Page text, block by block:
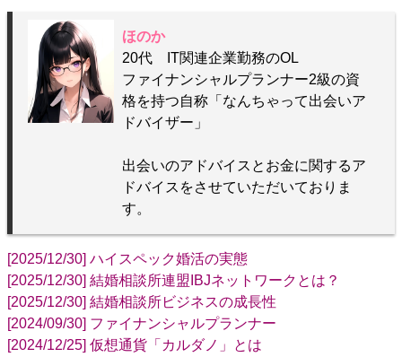
ほのか
20代 IT関連企業勤務のOL
ファイナンシャルプランナー2級の資
格を持つ自称「なんちゃって出会いア
ドバイザー」
出会いのアドバイスとお金に関するア
ドバイスをさせていただいておりま
す。
[2025/12/30] ハイスペック婚活の実態
[2025/12/30] 結婚相談所連盟IBJネットワークとは？
[2025/12/30] 結婚相談所ビジネスの成長性
[2024/09/30] ファイナンシャルプランナー
[2024/12/25] 仮想通貨「カルダノ」とは